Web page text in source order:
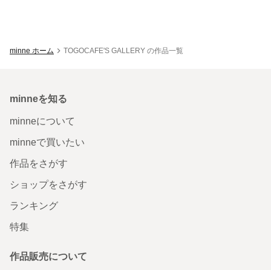
minne ホーム TOGOCAFE'S GALLERY の作品一覧
minneを知る
minneについて
minneで買いたい
作品をさがす
ショップをさがす
ランキング
特集
作品販売について